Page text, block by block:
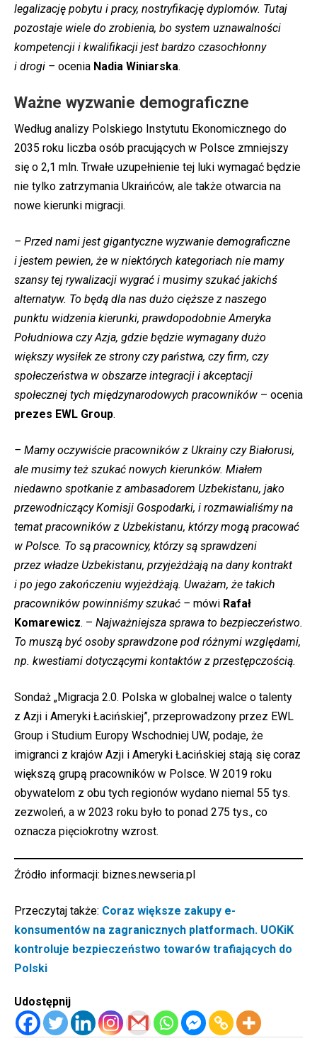
legalizację pobytu i pracy, nostryfikację dyplomów. Tutaj
pozostaje wiele do zrobienia, bo system uznawalności
kompetencji i kwalifikacji jest bardzo czasochłonny
i drogi – ocenia Nadia Winiarska.
Ważne wyzwanie demograficzne
Według analizy Polskiego Instytutu Ekonomicznego do
2035 roku liczba osób pracujących w Polsce zmniejszy
się o 2,1 mln. Trwałe uzupełnienie tej luki wymagać będzie
nie tylko zatrzymania Ukraińców, ale także otwarcia na
nowe kierunki migracji.
– Przed nami jest gigantyczne wyzwanie demograficzne
i jestem pewien, że w niektórych kategoriach nie mamy
szansy tej rywalizacji wygrać i musimy szukać jakichś
alternatyw. To będą dla nas dużo cięższe z naszego
punktu widzenia kierunki, prawdopodobnie Ameryka
Południowa czy Azja, gdzie będzie wymagany dużo
większy wysiłek ze strony czy państwa, czy firm, czy
społeczeństwa w obszarze integracji i akceptacji
społecznej tych międzynarodowych pracowników – ocenia
prezes EWL Group.
– Mamy oczywiście pracowników z Ukrainy czy Białorusi,
ale musimy też szukać nowych kierunków. Miałem
niedawno spotkanie z ambasadorem Uzbekistanu, jako
przewodniczący Komisji Gospodarki, i rozmawialiśmy na
temat pracowników z Uzbekistanu, którzy mogą pracować
w Polsce. To są pracownicy, którzy są sprawdzeni
przez władze Uzbekistanu, przyjeżdżają na dany kontrakt
i po jego zakończeniu wyjeżdżają. Uważam, że takich
pracowników powinniśmy szukać – mówi Rafał
Komarewicz. – Najważniejsza sprawa to bezpieczeństwo.
To muszą być osoby sprawdzone pod różnymi względami,
np. kwestiami dotyczącymi kontaktów z przestępczością.
Sondaż „Migracja 2.0. Polska w globalnej walce o talenty
z Azji i Ameryki Łacińskiej”, przeprowadzony przez EWL
Group i Studium Europy Wschodniej UW, podaje, że
imigranci z krajów Azji i Ameryki Łacińskiej stają się coraz
większą grupą pracowników w Polsce. W 2019 roku
obywatelom z obu tych regionów wydano niemal 55 tys.
zezwoleń, a w 2023 roku było to ponad 275 tys., co
oznacza pięciokrotny wzrost.
Źródło informacji: biznes.newseria.pl
Przeczytaj także: Coraz większe zakupy e-
konsumentów na zagranicznych platformach. UOKiK
kontroluje bezpieczeństwo towarów trafiających do
Polski
Udostępnij